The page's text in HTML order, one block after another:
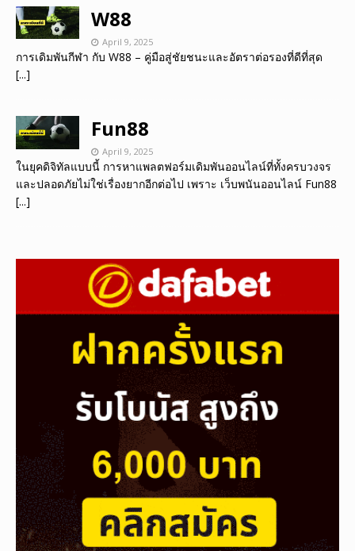
W88
April 9, 2025
การเดิมพันกีฬา กับ W88 – คู่มือสู่ชัยชนะและอัตราต่อรองที่ดีที่สุด
[...]
Fun88
April 9, 2025
ในยุคดิจิทัลแบบนี้ การหาแพลตฟอร์มเดิมพันออนไลน์ที่ทั้งครบวงจร
และปลอดภัยไม่ใช่เรื่องยากอีกต่อไป เพราะ เว็บพนันออนไลน์ Fun88
[...]